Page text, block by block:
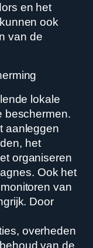
en het
ook
van de
lokale
beschermen.
aanleggen
het
organiseren
Ook het
van
Door
overheden
van de